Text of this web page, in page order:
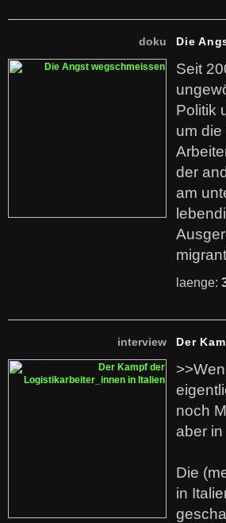
doku Die
Seit
Politik
um
der
am
laenge:
interview Der
noch
aber
Die
in